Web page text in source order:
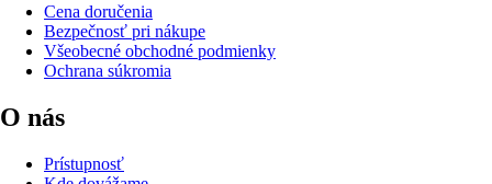
Cena doručenia
Bezpečnosť pri nákupe
Všeobecné obchodné podmienky
Ochrana súkromia
O nás
Prístupnosť